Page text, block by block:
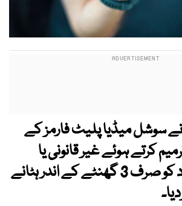
سوشل میڈیا پلیٹ فارمز کے
کرتے ہوئے غیر قانونی یا
خلافِ قانون مواد کو صرف 3 گھنٹے کے اندر ہٹانے